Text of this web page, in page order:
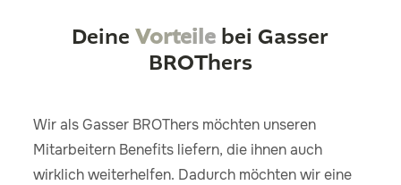
Deine Vorteile bei Gasser
BROThers
Wir als Gasser BROThers möchten unseren
Mitarbeitern Benefits liefern, die ihnen auch
wirklich weiterhelfen. Dadurch möchten wir eine